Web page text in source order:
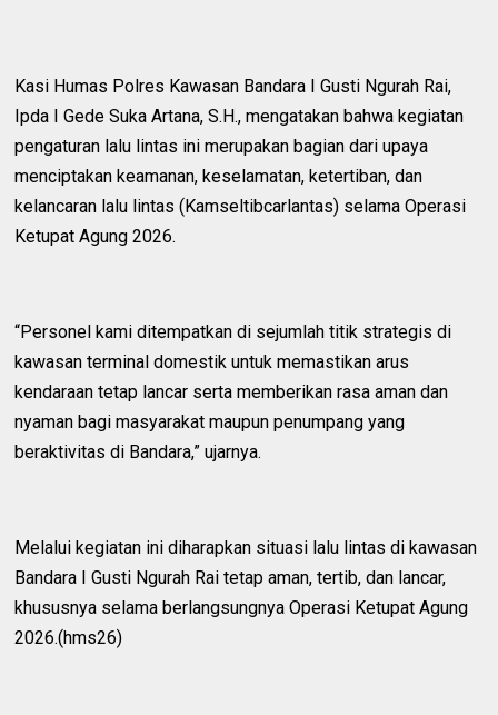
Kasi Humas Polres Kawasan Bandara I Gusti Ngurah Rai,
Ipda I Gede Suka Artana, S.H., mengatakan bahwa kegiatan
pengaturan lalu lintas ini merupakan bagian dari upaya
menciptakan keamanan, keselamatan, ketertiban, dan
kelancaran lalu lintas (Kamseltibcarlantas) selama Operasi
Ketupat Agung 2026.
“Personel kami ditempatkan di sejumlah titik strategis di
kawasan terminal domestik untuk memastikan arus
kendaraan tetap lancar serta memberikan rasa aman dan
nyaman bagi masyarakat maupun penumpang yang
beraktivitas di Bandara,” ujarnya.
Melalui kegiatan ini diharapkan situasi lalu lintas di kawasan
Bandara I Gusti Ngurah Rai tetap aman, tertib, dan lancar,
khususnya selama berlangsungnya Operasi Ketupat Agung
2026.(hms26)